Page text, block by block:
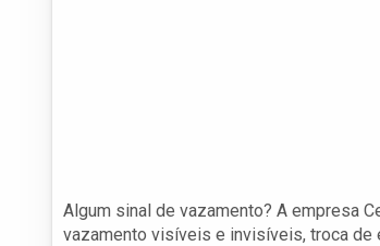
Algum sinal de vazamento? A empresa
vazamento visíveis e invisíveis, troca de